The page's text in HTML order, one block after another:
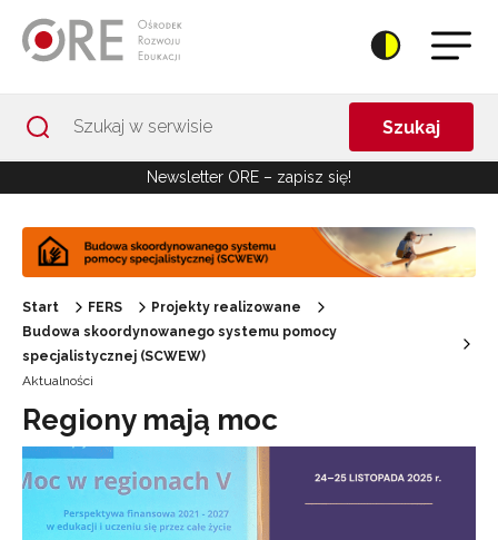
Szukaj
Newsletter ORE – zapisz się!
Start FERS
Projekty realizowane
Budowa skoordynowanego systemu pomocy
specjalistycznej (SCWEW)
Aktualności
Regiony mają moc